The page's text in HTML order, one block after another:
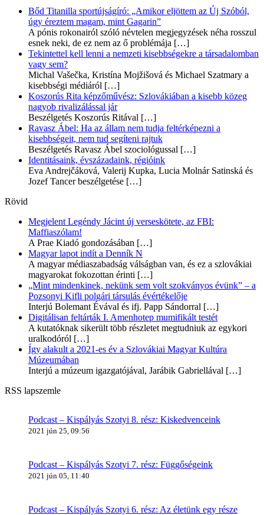
Bőd Titanilla sportújságíró: „Amikor eljöttem az Új Szóból,
úgy éreztem magam, mint Gagarin”
A pónis rokonairól szóló névtelen megjegyzések néha rosszul
esnek neki, de ez nem az ő problémája […]
Tekintettel kell lenni a nemzeti kisebbségekre a társadalomban
vagy sem?
Michal Vašečka, Kristína Mojžišová és Michael Szatmary a
kisebbségi médiáról […]
Koszorús Rita képzőművész: Szlovákiában a kisebb közeg
nagyob rivalizálással jár
Beszélgetés Koszorús Ritával […]
Ravasz Ábel: Ha az állam nem tudja feltérképezni a
kisebbségeit, nem tud segíteni rajtuk
Beszélgetés Ravasz Ábel szociológussal […]
Identitásaink, évszázadaink, régióink
Eva Andrejčáková, Valerij Kupka, Lucia Molnár Satinská és
Jozef Tancer beszélgetése […]
Rövid
Megjelent Legéndy Jácint új verseskötete, az FBI:
Maffiaszólam!
A Prae Kiadó gondozásában […]
Magyar lapot indít a Denník N
A magyar médiaszabadság válságban van, és ez a szlovákiai
magyarokat fokozottan érinti […]
„Mint mindenkinek, nekünk sem volt szokványos évünk” – a
Pozsonyi Kifli polgári társulás évértékelője
Interjú Bolemant Évával és ifj. Papp Sándorral […]
Digitálisan feltárták I. Amenhotep mumifikált testét
A kutatóknak sikerült több részletet megtudniuk az egykori
uralkodóról […]
Így alakult a 2021-es év a Szlovákiai Magyar Kultúra
Múzeumában
Interjú a múzeum igazgatójával, Jarábik Gabriellával […]
RSS lapszemle
Podcast – Kispályás Szotyi 8. rész: Kiskedvenceink
2021 jún 25, 09:56
Podcast – Kispályás Szotyi 7. rész: Függőségeink
2021 jún 05, 11:40
Podcast – Kispályás Szotyi 6. rész: Az életünk egy része